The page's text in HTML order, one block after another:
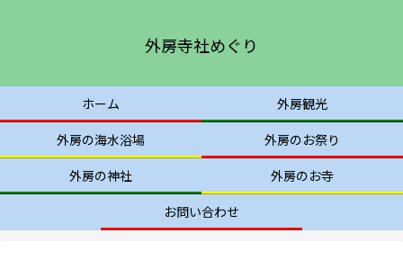
外房寺社めぐり
ホーム
外房観光
外房の海水浴場
外房のお祭り
外房の神社
外房のお寺
お問い合わせ